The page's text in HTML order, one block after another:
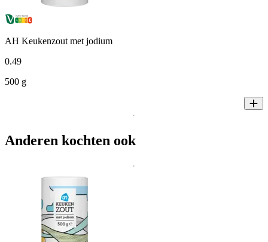
AH Keukenzout met jodium
0.49
500 g
Anderen kochten ook